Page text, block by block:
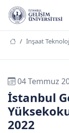
İnşaat
04 Temmuz
İstanbul
2022